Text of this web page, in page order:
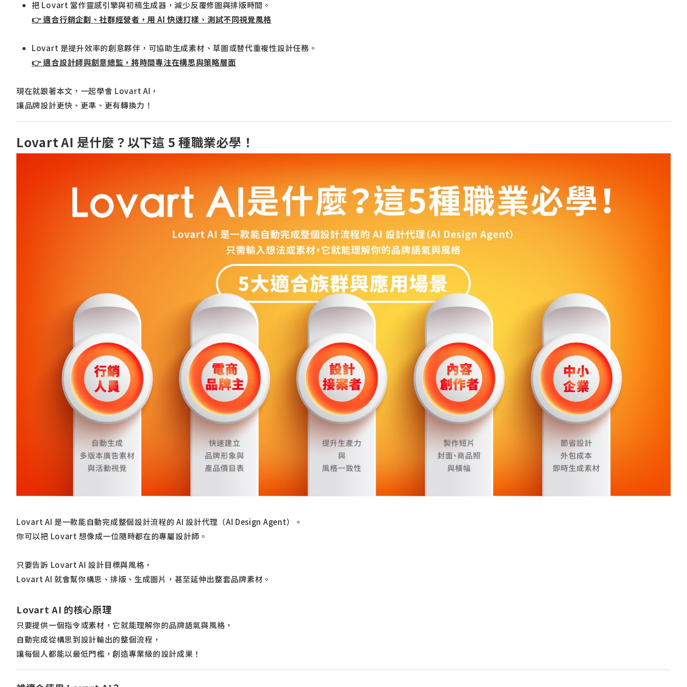
把 Lovart 當作靈感引擎與初稿生成器，減少反覆修圖與排版時間。
👉 適合行銷企劃、社群經營者，用 AI 快速打樣、測試不同視覺風格
Lovart 是提升效率的創意夥伴，可協助生成素材、草圖或替代重複性設計任務。
👉 適合設計師與創意總監，將時間專注在構思與策略層面
現在就跟著本文，一起學會 Lovart AI，
讓品牌設計更快、更準、更有轉換力！
Lovart AI 是什麼？以下這 5 種職業必學！
Lovart AI 是一款能自動完成整個設計流程的 AI 設計代理（AI Design Agent）。
你可以把 Lovart 想像成一位隨時都在的專屬設計師。
只要告訴 Lovart AI 設計目標與風格，
Lovart AI 就會幫你構思、排版、生成圖片，甚至延伸出整套品牌素材。
Lovart AI 的核心原理
只要提供一個指令或素材，它就能理解你的品牌語氣與風格，
自動完成從構思到設計輸出的整個流程，
讓每個人都能以最低門檻，創造專業級的設計成果！